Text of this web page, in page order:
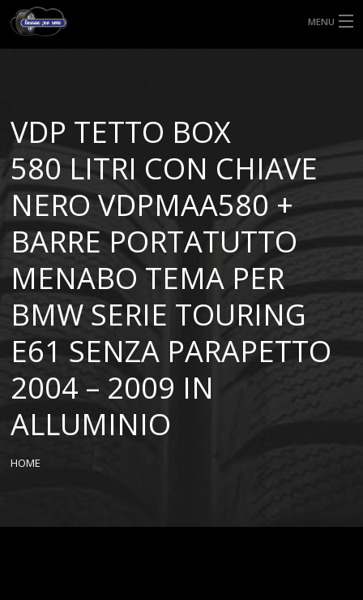
MENU
MISURE GOMME
BLOG
SHOP
VDP TETTO BOX
580 LITRI CON CHIAVE
NERO VDPMAA580 +
BARRE PORTATUTTO
MENABO TEMA PER
BMW SERIE TOURING
E61 SENZA PARAPETTO
2004 – 2009 IN
ALLUMINIO
HOME